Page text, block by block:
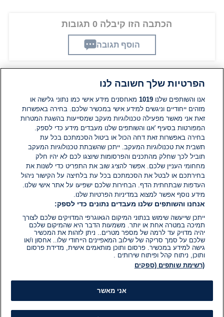
הכתבה הזו קיבלה 0 תגובות
הוסף תגובה
תגובות
אין עדיין תגובות. היה הראשון להגיב
הוסף תגובה
הפרטיות שלך חשובה לנו
אנו והשותפים שלנו1019 מאחסנים מידע אישי כמו נתוני גלישה או
מזהים ייחודיים וניגשים למידע אישי במכשיר שלכם. בחירה באפשרות
זאת אני מאשר מפעילה טכנולוגיות מעקב שמסייעות בהשגת המטרות
המפורטות בסעיף 'אנו והשותפים שלנו מעבדים מידע כדי לספק.
בחירה באפשרות זאת דחה הכול או ביטול הסכמתכם בכל עת
תשבית את טכנולוגיות המעקב. ייתכן שהשבתת טכנולוגיות המעקב
תוביל לכך שחלק מהתכנים והפרסומות שיוצגו לכם לא יהיו חלק
מחחומי העניין שלכם. אפשר להציג שוב את התפריט כדי לשנות את
בחירתכם או לבטל את הסכמתכם בכל עת בלחיצה על הקישור ניהול
העדפות שבתחתית הדף. הבחירות שלכם ישפיעו על אתר אישי שלנו.
מידע נוסף אפשר למצוא במדיניות הפרטיות שלנו.
אנחנו והשותפים שלנו מעבדים נתונים כדי לספק:
ייתכן שייעשה שימוש בנתוני המיקום הגאוגרפי המדויקים שלכם לצורך
תמיכה במטרה אחת או יותר. משמעות הדבר היא שהמיקום שלכם
יהיה מדויק עד לרמה של מספר מטרים.. ניתן לזהות את המכשיר
שלכם על סמך סריקה של שילוב המאפיינים הייחודי שלו.. אחסון ו/או
גישה למידע במכשיר. פרסום ותוכן מותאמים אישית, מדידת פרסום
ותוכן, ניתוח קהל ופיתוח שירותים .
(רשימת שותפים (ספקים
אני מאשר